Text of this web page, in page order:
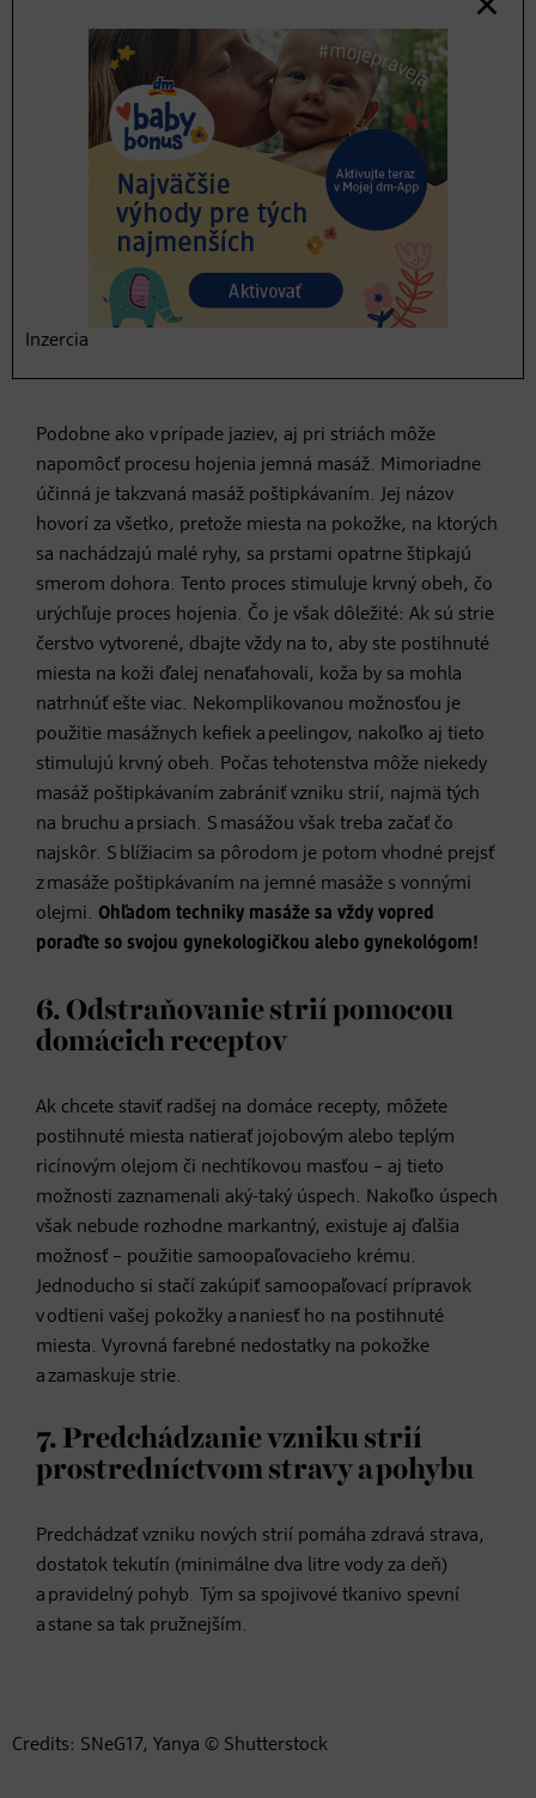
4. Odstráňovanie strií pomocou
ultrazvuku
Jemnejšou metódou, ako odstrániť strie, je ošetrenie
ultrazvukom. Keďže v tkanive sa vytvorili malé trhlinky,
vibrácie ultrazvuku stimulujú vstrebávanie telu vlastných
látok, ktoré tkanivo obnovujú. Ošetrenie tiež stimuluje
krvný obeh v našom tele a napomáha mu pri procese
5. Odstraňovanie strií pomocou
Podobne ako v prípade jaziev, aj pri striách môže
napomôcť procesu hojenia jemná masáž. Mimoriadne
účinná je takzvaná masáž poštipkávaním. Jej názov
hovorí za všetko, pretože miesta na pokožke, na ktorých
sa nachádzajú malé ryhy, sa prstami opatrne štipkajú
smerom dohora. Tento proces stimuluje krvný obeh, čo
urýchľuje proces hojenia. Čo je však dôležité: Ak sú strie
čerstvo vytvorené, dbajte vždy na to, aby ste postihnuté
miesta na koži ďalej nenaťahovali, koža by sa mohla
natrhnúť ešte viac. Nekomplikovanou možnosťou je
použitie masážnych kefiek a peelingov, nakoľko aj tieto
stimulujú krvný obeh. Počas tehotenstva môže niekedy
masáž poštipkávaním zabrániť vzniku strií, najmä tých
na bruchu a prsiach. S masážou však treba začať čo
najskôr. S blížiacim sa pôrodom je potom vhodné prejsť
z masáže poštipkávaním na jemné masáže s vonnými
olejmi. Ohľadom techniky masáže sa vždy vopred
poraďte so svojou gynekologičkou alebo gynekológom!
6. Odstraňovanie strií pomocou
domácich receptov
Ak chcete staviť radšej na domáce recepty, môžete
postihnuté miesta natierať jojobovým alebo teplým
ricínovým olejom či nechtíkovou masťou – aj tieto
možnosti zaznamenali aký-taký úspech. Nakoľko úspech
však nebude rozhodne markantný, existuje aj ďalšia
možnosť – použitie samoopaľovacieho krému.
Jednoducho si stačí zakúpiť samoopaľovací prípravok
v odtieni vašej pokožky a naniesť ho na postihnuté
miesta. Vyrovná farebné nedostatky na pokožke
a zamaskuje strie.
7. Predchádzanie vzniku strií
prostredníctvom stravy a pohybu
Predchádzať vzniku nových strií pomáha zdravá strava,
dostatok tekutín (minimálne dva litre vody za deň)
a pravidelný pohyb. Tým sa spojivové tkanivo spevní
a stane sa tak pružnejším.
Credits: SNeG17, Yanya © Shutterstock
Inzercia